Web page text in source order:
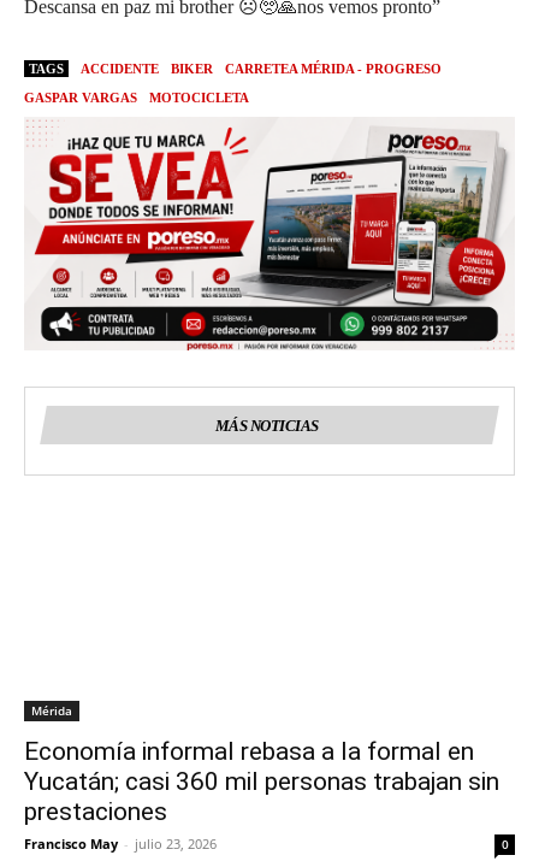
Descansa en paz mi brother ☹️🥺🙏nos vemos pronto”
TAGS ACCIDENTE BIKER
CARRETEA MÉRIDA - PROGRESO
GASPAR VARGAS
MOTOCICLETA
MÁS NOTICIAS
Mérida
Economía informal rebasa a la formal en
Yucatán; casi 360 mil personas trabajan sin
prestaciones
Francisco May - julio 23, 2026 0